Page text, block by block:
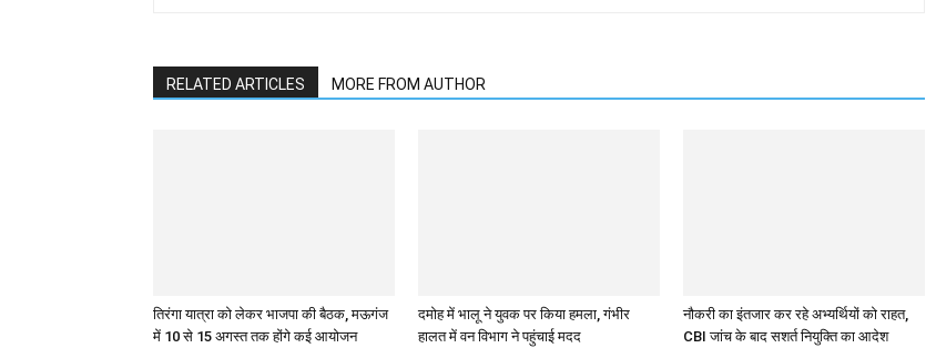
RELATED ARTICLES MORE FROM AUTHOR
तिरंगा यात्रा को लेकर भाजपा की बैठक, मऊगंज
में 10 से 15 अगस्त तक होंगे कई आयोजन
दमोह में भालू ने युवक पर किया हमला, गंभीर
हालत में वन विभाग ने पहुंचाई मदद
नौकरी का इंतजार कर रहे अभ्यर्थियों को राहत,
CBI जांच के बाद सशर्त नियुक्ति का आदेश